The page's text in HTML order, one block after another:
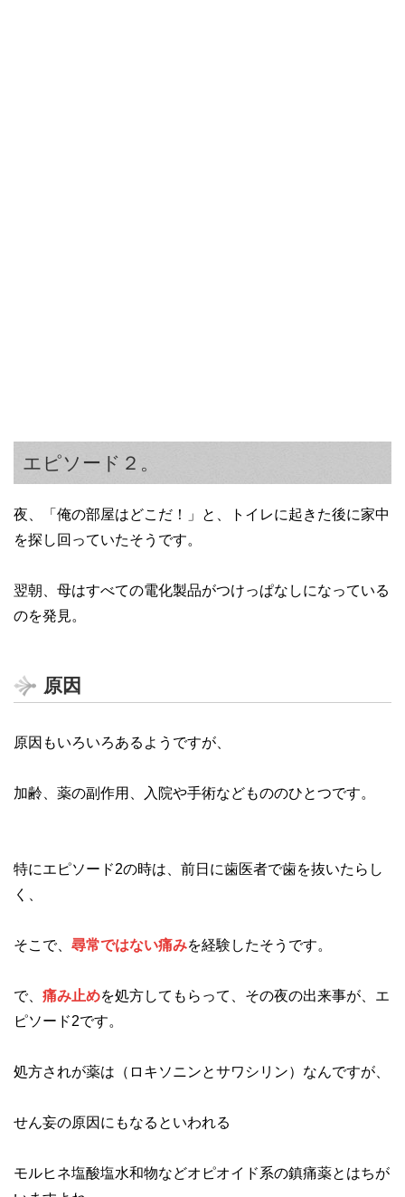
エピソード２。
夜、「俺の部屋はどこだ！」と、トイレに起きた後に家中
を探し回っていたそうです。
翌朝、母はすべての電化製品がつけっぱなしになっている
のを発見。
原因
原因もいろいろあるようですが、
加齢、薬の副作用、入院や手術などもののひとつです。
特にエピソード2の時は、前日に歯医者で歯を抜いたらし
く、
そこで、 尋常ではない痛みを経験したそうです。
で、 痛み止めを処方してもらって、その夜の出来事が、エ
ピソード2です。
処方されが薬は（ロキソニンとサワシリン）なんですが、
せん妄の原因にもなるといわれる
モルヒネ塩酸塩水和物などオピオイド系の鎮痛薬とはちが